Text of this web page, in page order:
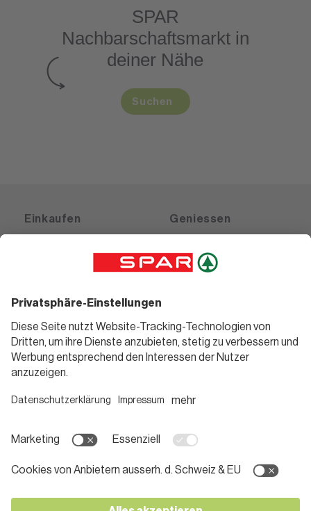
SPAR
Nachbarschaftsmarktin
deiner Nähe
Suchen
Einkaufen
Gutscheine
Geniessen
Weinwelt
Bierwelt
Informieren
Teilnahmebedingungen
Pressemitteilungen
Karriere bei SPAR
Kontakt
Folge uns